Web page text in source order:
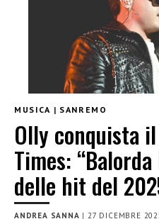
MUSICA | SANREMO
Olly conquista
Times:
delle hit del
ANDREA SANNA |27 DICEMBRE